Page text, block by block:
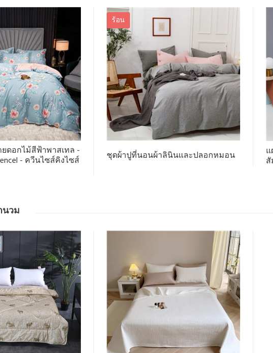
ดอกไม้สีฟ้าพาสเทล -
- ควีนไซส์คิงไซส์
ร้อน
ชุดผ้าปูที่นอนผ้าลินินและปลอกหมอน
วม